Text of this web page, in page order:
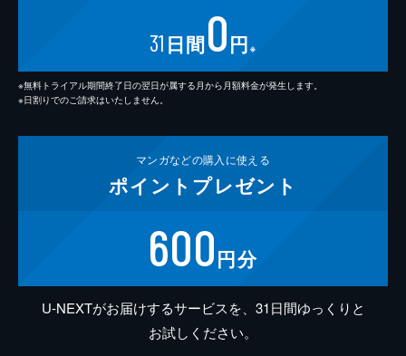
31 日間0円 ※
※無料トライアル期間終了日の翌日が属する月から月額料金が発生します。
※日割りでのご請求はいたしません。
マンガなどの購入に使える
ポイント プレゼント
600円分
U-NEXTがお届けするサービスを、31日間ゆっくりと
お試しください。